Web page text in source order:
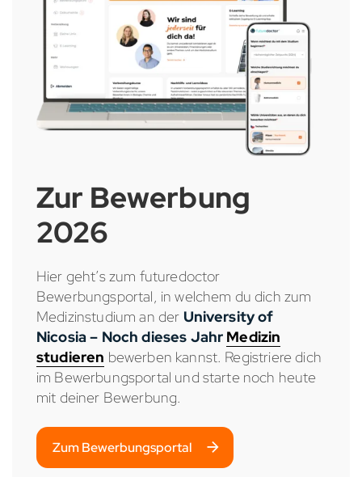
Zur Bewerbung
2026
Hier geht’s zum futuredoctor
Bewerbungsportal, in welchem du dich zum
Medizinstudium an der University of
Nicosia – Noch dieses Jahr Medizin
studieren bewerben kannst. Registriere dich
im Bewerbungsportal und starte noch heute
mit deiner Bewerbung.
Zum Bewerbungsportal